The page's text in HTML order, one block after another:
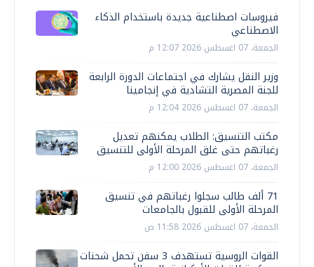
فيروسات اصطناعية جديدة باستخدام الذكاء
الاصطناعي
الجمعة، 07 اغسطس 2026 12:07 م
وزير النقل يشارك في اجتماعات الدورة الرابعة
للجنة المصرية التشادية في إنجامينا
الجمعة، 07 اغسطس 2026 12:04 م
مكتب التنسيق: الطلاب يمكنهم تعديل
رغباتهم حتى غلق المرحلة الأولى للتنسيق
الجمعة، 07 اغسطس 2026 12:00 م
71 ألف طالب سجلوا رغباتهم في تنسيق
المرحلة الأولى للقبول بالجامعات
الجمعة، 07 اغسطس 2026 11:58 ص
القوات الروسية تستهدف 3 سفن تحمل شحنات